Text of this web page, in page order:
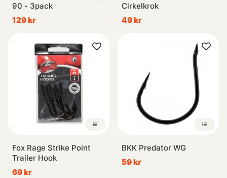
90 - 3pack
129 kr
Cirkelkrok
49 kr
Fox Rage Strike Point
Trailer Hook
69 kr
BKK Predator WG
59 kr